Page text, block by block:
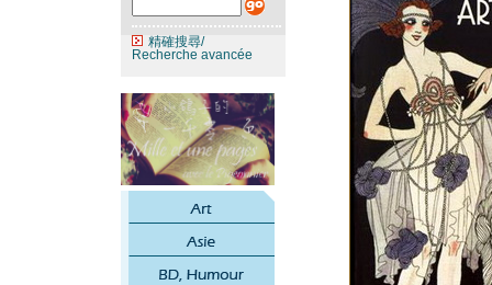
精確搜尋/
Recherche avancée